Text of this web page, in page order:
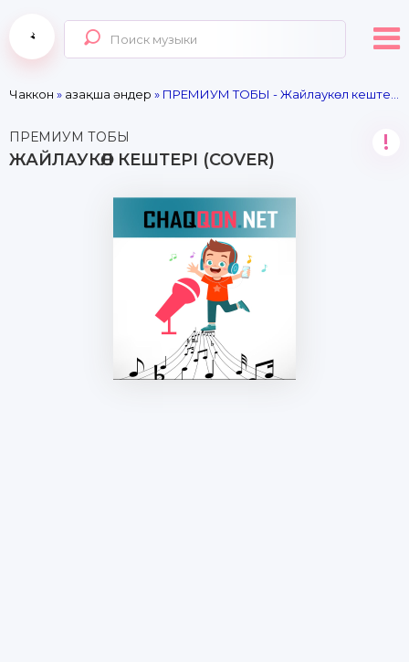
Чаккон » Қазақша әндер » ПРЕМИУМ ТОБЫ - Жайлаукөл кештері (cover)
ПРЕМИУМ ТОБЫ
ЖАЙЛАУКӨЛ КЕШТЕРІ (COVER)
!